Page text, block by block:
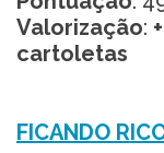
Valorização:
cartoletas
FICANDO